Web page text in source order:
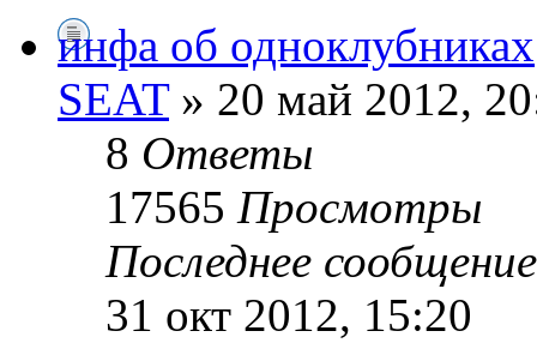
инфа об одноклубниках
SEAT» 20 май 2012,
8 Ответы
17565 Просмотры
Последнее
31 окт 2012, 15:20